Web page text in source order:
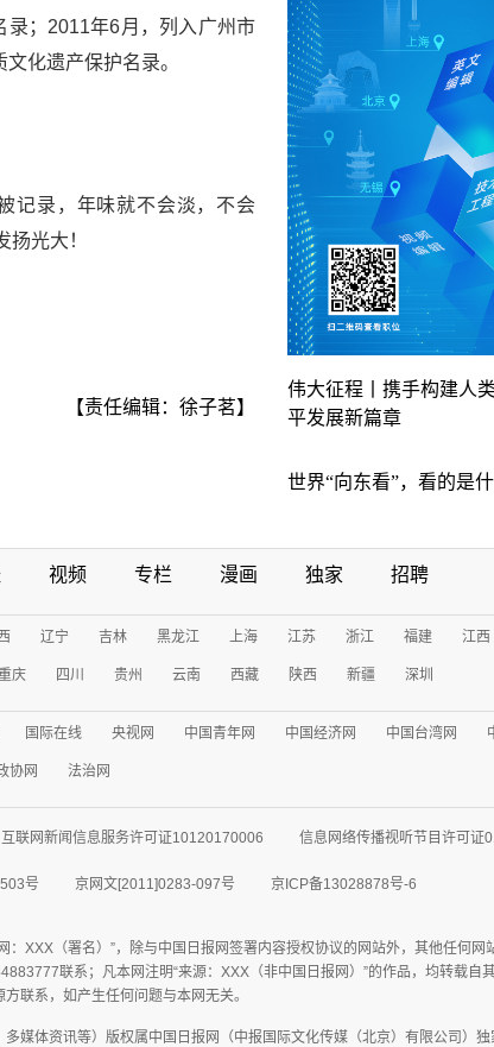
录；2011年6月，列入广州市
化遗产保护名录。
记录，年味就不会淡，不会
光大！
【责任编辑：徐子茗】
伟大征程丨携手构建人
平发展新篇章
世界“向东看”，看的是
视频 专栏 漫画 独家 招聘
辽宁 吉林 黑龙江 上海 江苏 浙江 福建 江西
庆 四川 贵州 云南 西藏 陕西 新疆 深圳
国际在线 央视网 中国青年网 中国经济网 中国台湾网
协网 法治网
互联网新闻信息服务许可证10120170006 信息网络传播视听节目许可证
号 京网文[2011]0283-097号 京ICP备13028878号-6
：XXX（署名）”，除与中国日报网签署内容授权协议的网站外，其他任何网
联系；凡本网注明“来源：XXX（非中国日报网）”的作品，均转载自
联系，如产生任何问题与本网无关。
媒体资讯等）版权属中国日报网（中报国际文化传媒（北京）有限公司）